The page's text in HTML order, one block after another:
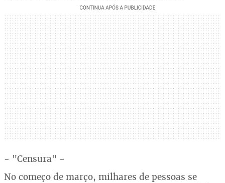
- "Censura" -
No começo de março, milhares de pessoas se